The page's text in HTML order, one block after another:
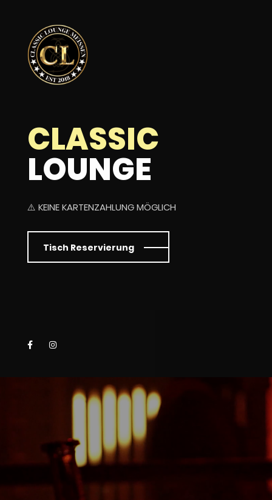
CLASSIC
LOUNGE
⚠️ KEINE KARTENZAHLUNG MÖGLICH
Tisch Reservierung